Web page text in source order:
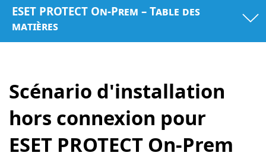
ESET PROTECT On-Prem – Table des
matières
Scénario d'installation
hors connexion pour
ESET PROTECT On-Prem